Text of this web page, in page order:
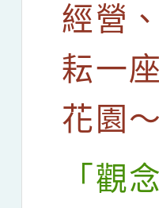
經營
耘一
花園～
「觀